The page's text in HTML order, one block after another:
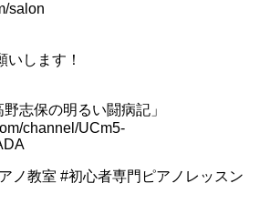
salon
します！
志保の明るい闘病記」
channel/UCm5-
ノ教室 #初心者専門ピアノレッスン